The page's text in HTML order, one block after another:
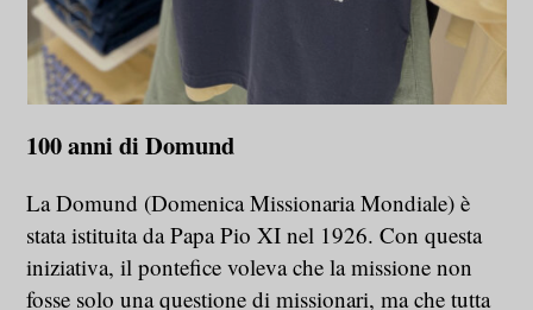
100 anni di Domund
La Domund (Domenica Missionaria Mondiale) è
stata istituita da Papa Pio XI nel 1926. Con questa
iniziativa, il pontefice voleva che la missione non
fosse solo una questione di missionari, ma che tutta